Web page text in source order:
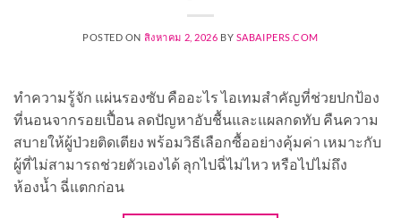
POSTED ON สิงหาคม 2, 2026 BY SABAIPERS.COM
ทำความรู้จัก แผ่นรองซับ คืออะไร ไอเทมสำคัญที่ช่วยปกป้อง
ที่นอนจากรอยเปื้อน ลดปัญหาอับชื้นและแผลกดทับ คืนความ
สบายให้ผู้ป่วยติดเตียง พร้อมวิธีเลือกซื้ออย่างคุ้มค่า เหมาะกับ
ผู้ที่ไม่สามารถช่วยตัวเองได้ ลุกไปฉี่ไม่ไหว หรือไปไม่ถึง
ห้องน้ำ ฉี่แตกก่อน